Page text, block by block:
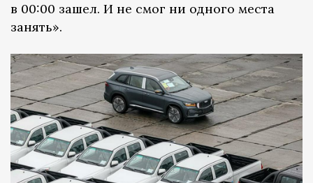
в 00:00 зашел. И не смог ни одного места
занять».